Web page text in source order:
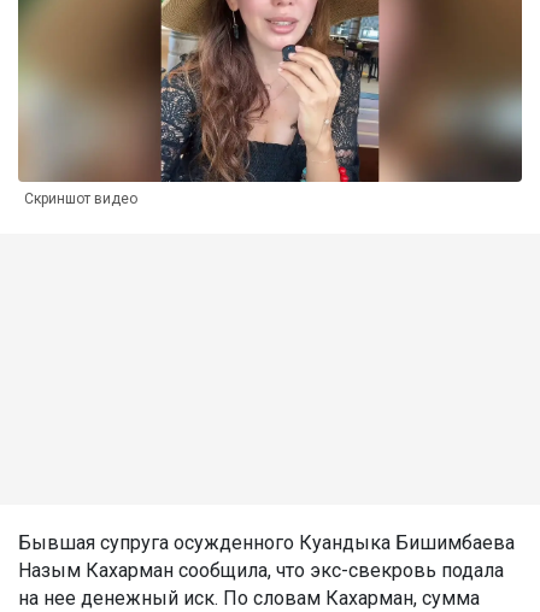
Скриншот видео
Бывшая супруга осужденного Куандыка Бишимбаева
Назым Кахарман сообщила, что экс-свекровь подала
на нее денежный иск. По словам Кахарман, сумма